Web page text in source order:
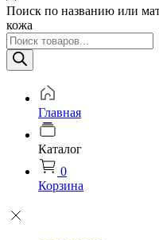
Поиск по названию или
кожа
Поиск
товаров
Главная
Каталог
0
Корзина